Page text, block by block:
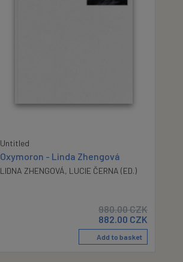
Untitled
Oxymoron - Linda Zhengová
LIDNA ZHENGOVÁ, LUCIE ČERNA (ED.)
980.00CZK
882.00 CZK
Add to basket